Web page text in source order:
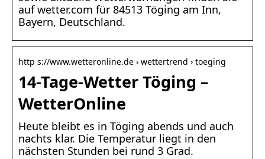
auf wetter.com für 84513 Töging am Inn,
Bayern, Deutschland.
http s://www.wetteronline.de › wettertrend › toeging
14-Tage-Wetter Töging –
WetterOnline
Heute bleibt es in Töging abends und auch
nachts klar. Die Temperatur liegt in den
nächsten Stunden bei rund 3 Grad.